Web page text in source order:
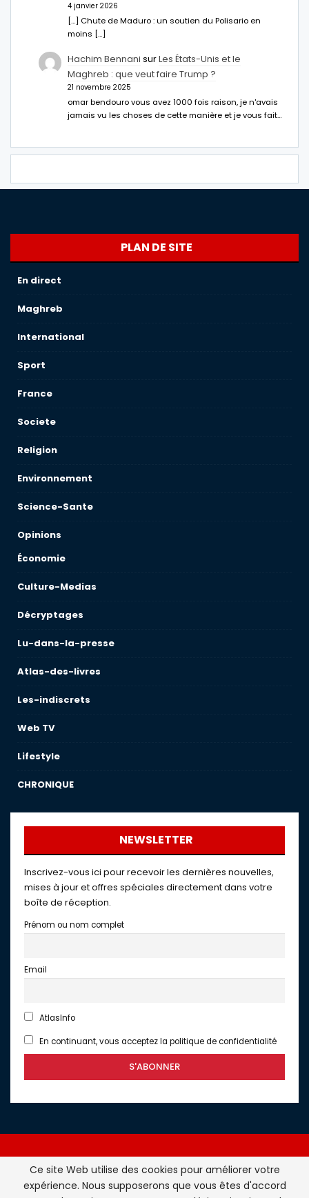
4 janvier 2026
[…] Chute de Maduro : un soutien du Polisario en
moins […]
Hachim Bennani surLes États-Unis et le
Maghreb : que veut faire Trump ?
21 novembre 2025
omar bendouro vous avez 1000 fois raison, je n'avais
jamais vu les choses de cette manière et je vous fait…
PLAN DE SITE
En direct
Maghreb
International
Sport
France
Societe
Religion
Environnement
Science-Sante
Opinions
Économie
Culture-Medias
Décryptages
Lu-dans-la-presse
Atlas-des-livres
Les-indiscrets
Web TV
Lifestyle
CHRONIQUE
NEWSLETTER
Inscrivez-vous ici pour recevoir les dernières nouvelles,
mises à jour et offres spéciales directement dans votre
boîte de réception.
Prénom ou nom complet
Email
AtlasInfo
En continuant, vous acceptez la politique de confidentialité
Atlasinfo.fr : l'essentiel de l'actualité de la France et du
Ce site Web utilise des cookies pour améliorer votre
expérience. Nous supposerons que vous êtes d'accord